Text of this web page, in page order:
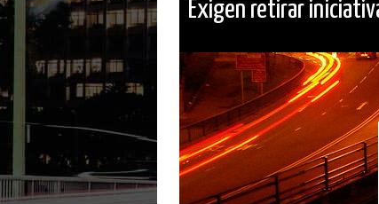
Exigen retirar